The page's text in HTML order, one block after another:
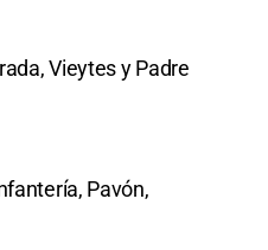
Vieytes y Padre
Pavón,